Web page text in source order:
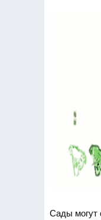
Сады могут